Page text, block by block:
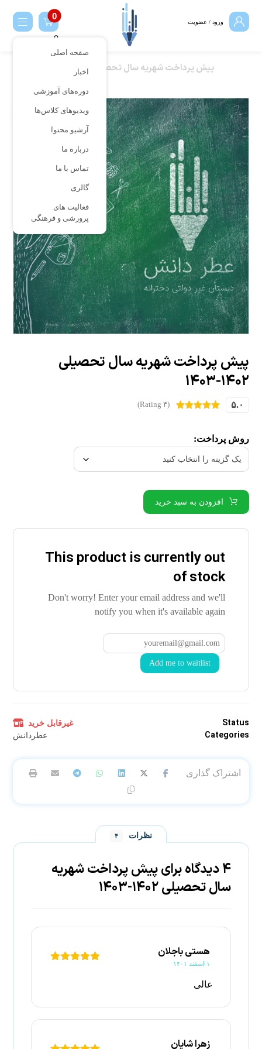
ورود / عضویت
صفحه اصلی
اخبار
دوره‌های آموزشی
ویدیوهای کلاس‌ها
آرشیو محتوا
درباره ما
تماس با ما
گالری
فعالیت های
پرورشی و فرهنگی
0
پیش پرداخت شهریه سال تحصیلی ۱۴۰۲-۱۴۰۳
Sold out
پیش پرداخت شهریه سال تحصیلی
۱۴۰۲-۱۴۰۳
۵.۰
در
امتیازدهی
(۴ Rating)
روش پرداخت:
افزودن به سبد خرید
This product is currently out
of stock
Don't worry! Enter your email address and we'll
notify you when it's available again
Add me to waitlist
Status غیرقابل خرید
Categories عطردانش
نظرات ۴
۴ دیدگاه برای
پیش پرداخت شهریه
سال تحصیلی ۱۴۰۲-۱۴۰۳
هستی باجلان
۱ اسفند ۱۴۰۱
عالی
زهرا شايان